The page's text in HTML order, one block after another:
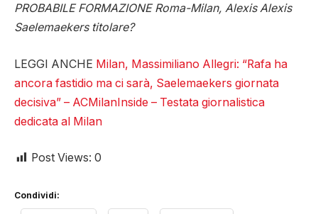
PROBABILE FORMAZIONE Roma-Milan, Alexis Alexis
Saelemaekers titolare?
LEGGI ANCHE Milan, Massimiliano Allegri: “Rafa ha
ancora fastidio ma ci sarà, Saelemaekers giornata
decisiva” – ACMilanInside – Testata giornalistica
dedicata al Milan
Post Views: 0
Condividi: